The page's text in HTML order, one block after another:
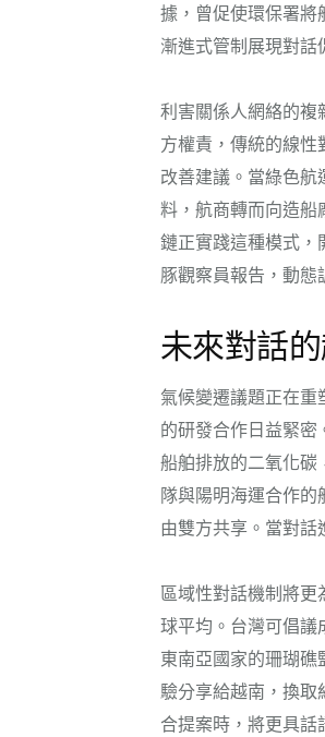
據，曾促使環保署將
漸進式管制展現對
利害關係人網絡的複
方權責，傳統的線
改善建議。當綠色
料，航商轉而向造船
鏈正實踐這種模式，
豚觀察員報告，動
未來對話
氣候變遷議題正在
的研發合作日益緊
船舶排放的二氧化碳
隊與陽明海運合作
由雙方共享。當對
區域性對話機制將
球平均。台灣可倡議
東南亞國家的珊瑚
驗分享給越南，換
合提案時，將更具話